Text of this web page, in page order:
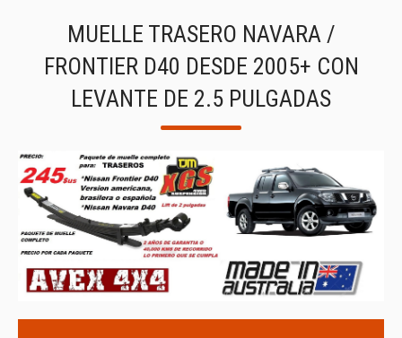
MUELLE TRASERO NAVARA /
FRONTIER D40 DESDE 2005+ CON
LEVANTE DE 2.5 PULGADAS